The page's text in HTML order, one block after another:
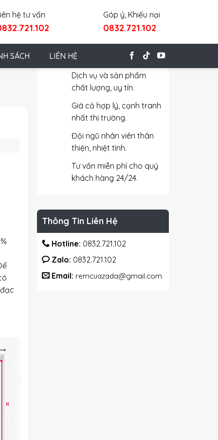
hệ tư vấn Góp ý, Khiếu nại
0832.721.102
SÁCH LIÊN HỆ
Cam Kết Với Khách Hàng
Dịch vụ và sản phẩm
chất lượng, uy tín.
Giá cả hợp lý, cạnh tranh
nhất thị trường.
Đội ngũ nhân viên thân
thiện, nhiệt tình.
Tư vấn miễn phí cho quý
khách hàng 24/24.
Thông Tin Liên Hệ
Hotline: 0832.721.102
Zalo: 0832.721.102
Email: remcuazada@gmail.com